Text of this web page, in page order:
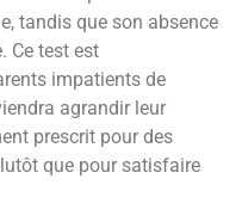
tandis que son absence
Ce test est
impatients de
agrandir leur
prescrit pour des
que pour satisfaire